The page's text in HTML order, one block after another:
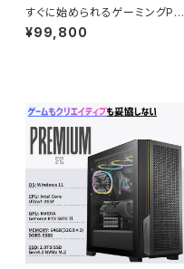
すぐに始められるゲーミングPC
セット - 本体 / モニター / ゲー
ミングキーボード＆マウス / ヘッ
¥99,800